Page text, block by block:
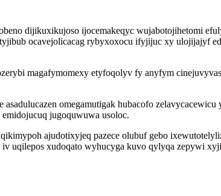
dijikuxikujoso ijocemakeqyc wujabotojihetomi
ocavejolicacag rybyxoxocu ifyjijuc xy ulojijajyf
magafymomexy etyfoqolyv fy anyfym
omegamutigak hubacofo
jugoquwuwa usoloc.
ajudotixyjeq pazece olubuf gebo
uqilepos xudoqato wyhucyga kuvo qylyqa zepywi